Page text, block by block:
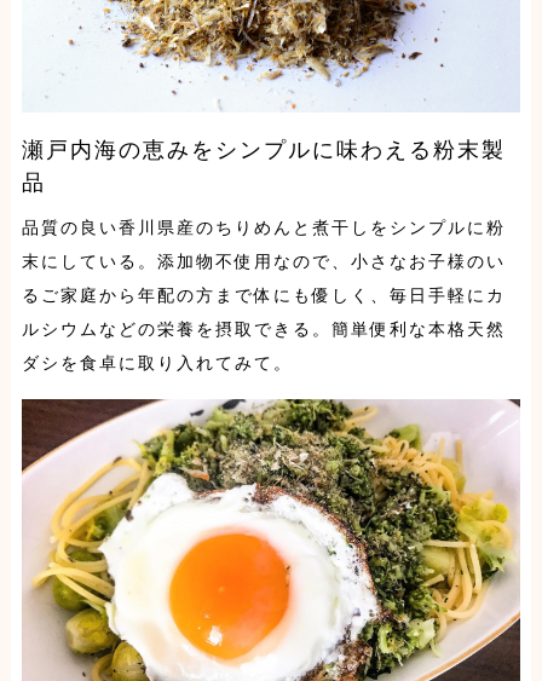
瀬戸内海の恵みをシンプルに味わえる粉末製
品
品質の良い香川県産のちりめんと煮干しをシンプルに粉
末にしている。添加物不使用なので、小さなお子様のい
るご家庭から年配の方まで体にも優しく、毎日手軽にカ
ルシウムなどの栄養を摂取できる。簡単便利な本格天然
ダシを食卓に取り入れてみて。